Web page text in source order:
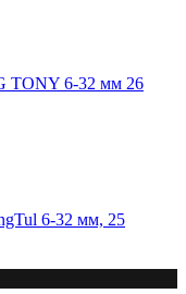
TONY 6-32 мм 26